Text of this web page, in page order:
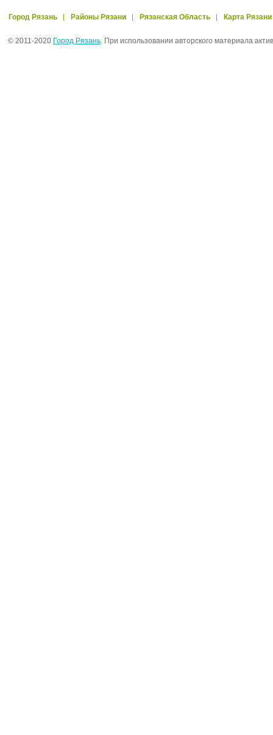
Город Рязань Районы Рязани Рязанская Область Карта Рязани
© 2011-2020 Город Рязань. При использовании авторского материала